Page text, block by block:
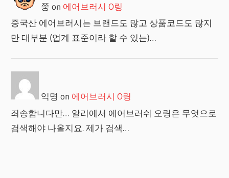
쭝 on 에어브러시 O링
중국산 에어브러시는 브랜드도 많고 상품코드도 많지
만 대부분 (업계 표준이라 할 수 있는)…
익명 on 에어브러시 O링
죄송합니다만… 알리에서 에어브러쉬 오링은 무엇으로
검색해야 나올지요. 제가 검색…